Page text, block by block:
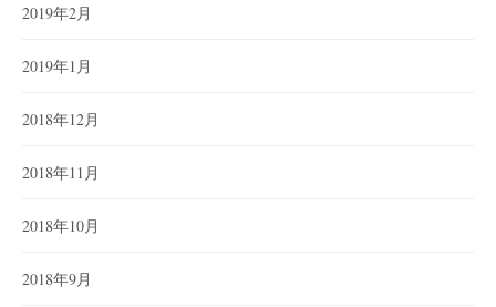
2019年2月
2019年1月
2018年12月
2018年11月
2018年10月
2018年9月